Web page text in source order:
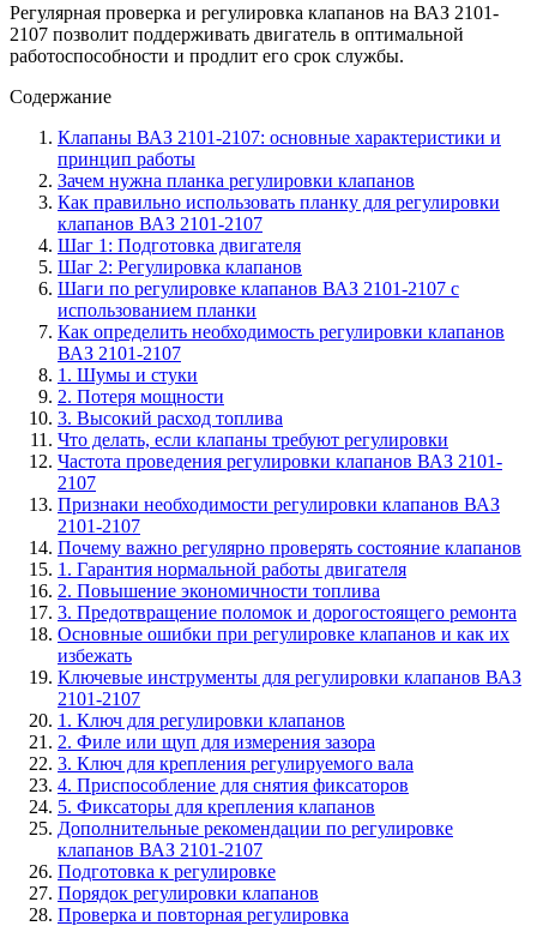
Регулярная проверка и регулировка клапанов на ВАЗ 2101-
2107 позволит поддерживать двигатель в оптимальной
работоспособности и продлит его срок службы.
Содержание
Клапаны ВАЗ 2101-2107: основные характеристики и
принцип работы
Зачем нужна планка регулировки клапанов
Как правильно использовать планку для регулировки
клапанов ВАЗ 2101-2107
Шаг 1: Подготовка двигателя
Шаг 2: Регулировка клапанов
Шаги по регулировке клапанов ВАЗ 2101-2107 с
использованием планки
Как определить необходимость регулировки клапанов
ВАЗ 2101-2107
1. Шумы и стуки
2. Потеря мощности
3. Высокий расход топлива
Что делать, если клапаны требуют регулировки
Частота проведения регулировки клапанов ВАЗ 2101-
2107
Признаки необходимости регулировки клапанов ВАЗ
2101-2107
Почему важно регулярно проверять состояние клапанов
1. Гарантия нормальной работы двигателя
2. Повышение экономичности топлива
3. Предотвращение поломок и дорогостоящего ремонта
Основные ошибки при регулировке клапанов и как их
избежать
Ключевые инструменты для регулировки клапанов ВАЗ
2101-2107
1. Ключ для регулировки клапанов
2. Филе или щуп для измерения зазора
3. Ключ для крепления регулируемого вала
4. Приспособление для снятия фиксаторов
5. Фиксаторы для крепления клапанов
Дополнительные рекомендации по регулировке
клапанов ВАЗ 2101-2107
Подготовка к регулировке
Порядок регулировки клапанов
Проверка и повторная регулировка